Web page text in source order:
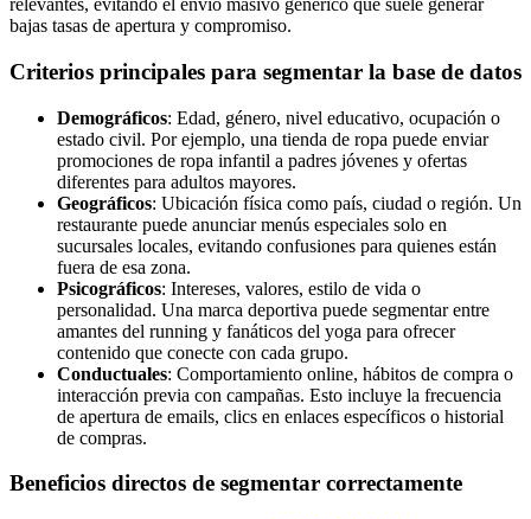
relevantes, evitando el envío masivo genérico que suele generar
bajas tasas de apertura y compromiso.
Criterios principales para segmentar la base de datos
Demográficos: Edad, género, nivel educativo, ocupación o
estado civil. Por ejemplo, una tienda de ropa puede enviar
promociones de ropa infantil a padres jóvenes y ofertas
diferentes para adultos mayores.
Geográficos: Ubicación física como país, ciudad o región. Un
restaurante puede anunciar menús especiales solo en
sucursales locales, evitando confusiones para quienes están
fuera de esa zona.
Psicográficos: Intereses, valores, estilo de vida o
personalidad. Una marca deportiva puede segmentar entre
amantes del running y fanáticos del yoga para ofrecer
contenido que conecte con cada grupo.
Conductuales: Comportamiento online, hábitos de compra o
interacción previa con campañas. Esto incluye la frecuencia
de apertura de emails, clics en enlaces específicos o historial
de compras.
Beneficios directos de segmentar correctamente